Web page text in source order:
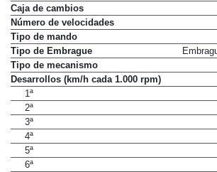
Caja de cambios
Número de velocidades
Tipo de mando
Tipo de Embrague
Tipo de mecanismo
Desarrollos (km/h cada 1.000 rpm)
1ª
2ª
3ª
4ª
5ª
6ª